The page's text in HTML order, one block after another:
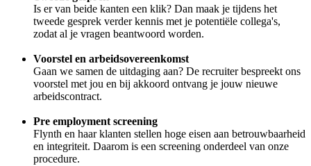
Is er van beide kanten een klik? Dan maak je tijdens het
tweede gesprek verder kennis met je potentiële collega's,
zodat al je vragen beantwoord worden.
Voorstel en arbeidsovereenkomst
Gaan we samen de uitdaging aan? De recruiter bespreekt ons
voorstel met jou en bij akkoord ontvang je jouw nieuwe
arbeidscontract.
Pre employment screening
Flynth en haar klanten stellen hoge eisen aan betrouwbaarheid
en integriteit. Daarom is een screening onderdeel van onze
procedure.